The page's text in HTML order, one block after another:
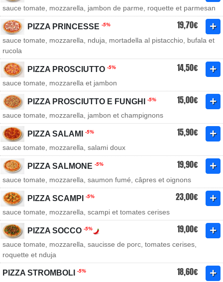
sauce tomate, mozzarella, jambon de parme, roquette et parmesan
PIZZA PRINCESSE -5% 19,70€
sauce tomate, mozzarella, nduja, mortadella al pistacchio, bufala et
rucola
PIZZA PROSCIUTTO -5% 14,50€
sauce tomate, mozzarella et jambon
PIZZA PROSCIUTTO E FUNGHI -5% 15,00€
sauce tomate, mozzarella, jambon et champignons
PIZZA SALAMI -5% 15,90€
sauce tomate, mozzarella, salami doux
PIZZA SALMONE -5% 19,90€
sauce tomate, mozzarella, saumon fumé, câpres et oignons
PIZZA SCAMPI -5% 23,00€
sauce tomate, mozzarella, scampi et tomates cerises
PIZZA SOCCO -5% 19,00€
sauce tomate, mozzarella, saucisse de porc, tomates cerises,
roquette et nduja
PIZZA STROMBOLI -5% 18,60€